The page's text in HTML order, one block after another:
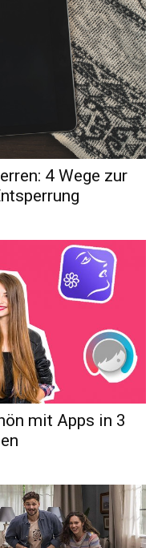
4 Wege zur
mit Apps in 3